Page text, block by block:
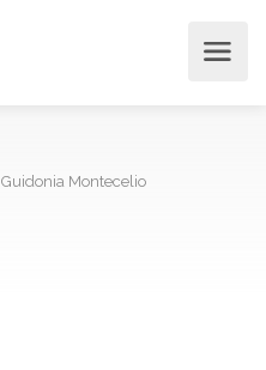
Guidonia Montecelio